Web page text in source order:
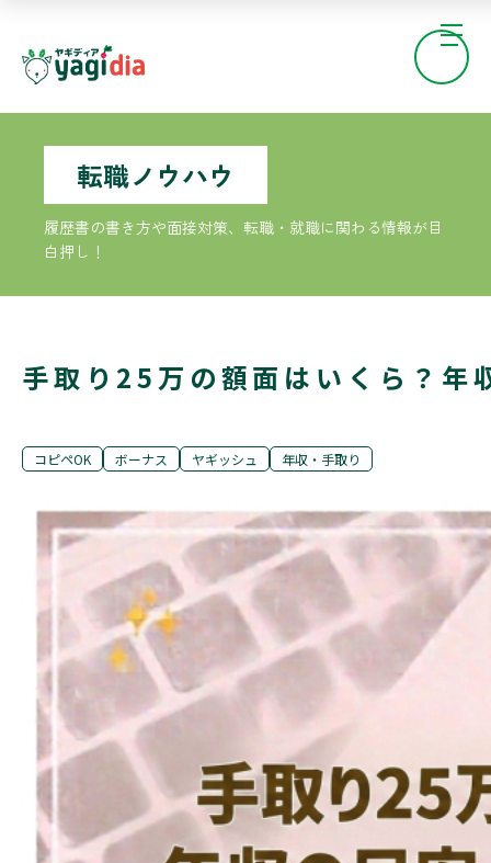
転職ノウハウ
履歴書の書き方や面接対策、転職・就職に関わる情報が目
白押し！
手取り25万の額面はいくら？年
コピペOK ボーナス ヤギッシュ 年収・手取り